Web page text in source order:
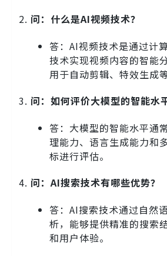
问：什么是AI视频技术？
答：AI视频技术是通过计
技术实现视频内容的智能
用于自动剪辑、特效生成
问：如何评价大模型的智能水
答：大模型的智能水平通
理能力、语言生成能力和
标进行评估。
问：AI搜索技术有哪些优势？
答：AI搜索技术通过自然
析，能够提供精准的搜索
和用户体验。